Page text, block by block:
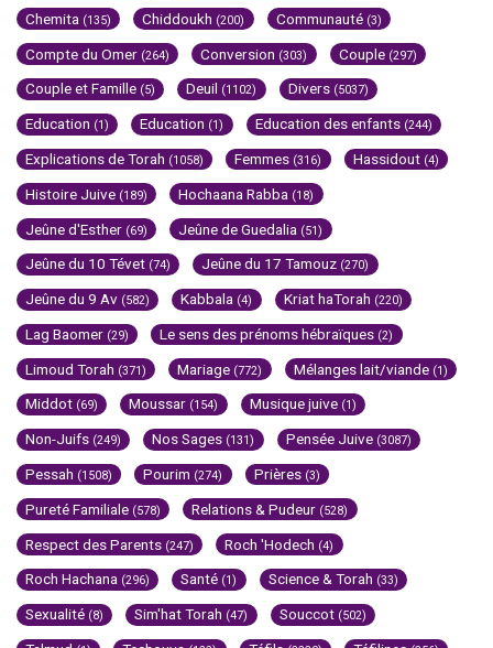
Chemita (135) Chiddoukh (200) Communauté (3)
Compte du Omer (264) Conversion (303) Couple (297)
Couple et Famille (5) Deuil (1102) Divers (5037)
Education (1) Education (1) Education des enfants (244)
Explications de Torah (1058) Femmes (316) Hassidout (4)
Histoire Juive (189) Hochaana Rabba (18)
Jeûne d'Esther (69) Jeûne de Guedalia (51)
Jeûne du 10 Tévet (74) Jeûne du 17 Tamouz (270)
Jeûne du 9 Av (582) Kabbala (4) Kriat haTorah (220)
Lag Baomer (29) Le sens des prénoms hébraïques (2)
Limoud Torah (371) Mariage (772) Mélanges lait/viande (1)
Middot (69) Moussar (154) Musique juive (1)
Non-Juifs (249) Nos Sages (131) Pensée Juive (3087)
Pessah (1508) Pourim (274) Prières (3)
Pureté Familiale (578) Relations & Pudeur (528)
Respect des Parents (247) Roch 'Hodech (4)
Roch Hachana (296) Santé (1) Science & Torah (33)
Sexualité (8) Sim'hat Torah (47) Souccot (502)